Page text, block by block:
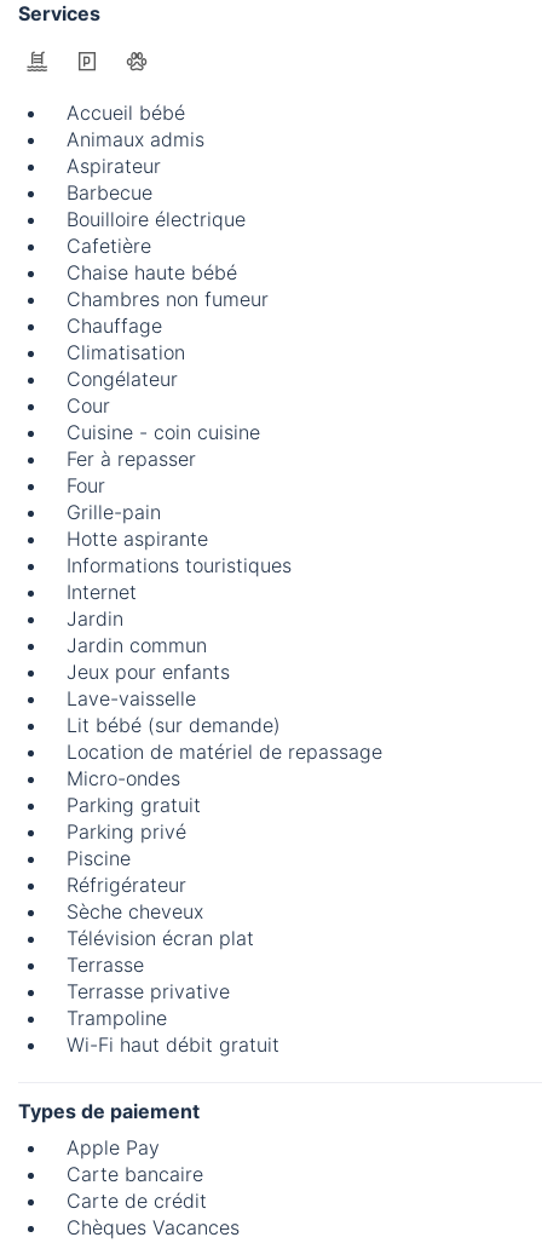
Services
Accueil bébé
Animaux admis
Aspirateur
Barbecue
Bouilloire électrique
Cafetière
Chaise haute bébé
Chambres non fumeur
Chauffage
Climatisation
Congélateur
Cour
Cuisine - coin cuisine
Fer à repasser
Four
Grille-pain
Hotte aspirante
Informations touristiques
Internet
Jardin
Jardin commun
Jeux pour enfants
Lave-vaisselle
Lit bébé (sur demande)
Location de matériel de repassage
Micro-ondes
Parking gratuit
Parking privé
Piscine
Réfrigérateur
Sèche cheveux
Télévision écran plat
Terrasse
Terrasse privative
Trampoline
Wi-Fi haut débit gratuit
Types de paiement
Apple Pay
Carte bancaire
Carte de crédit
Chèques Vacances